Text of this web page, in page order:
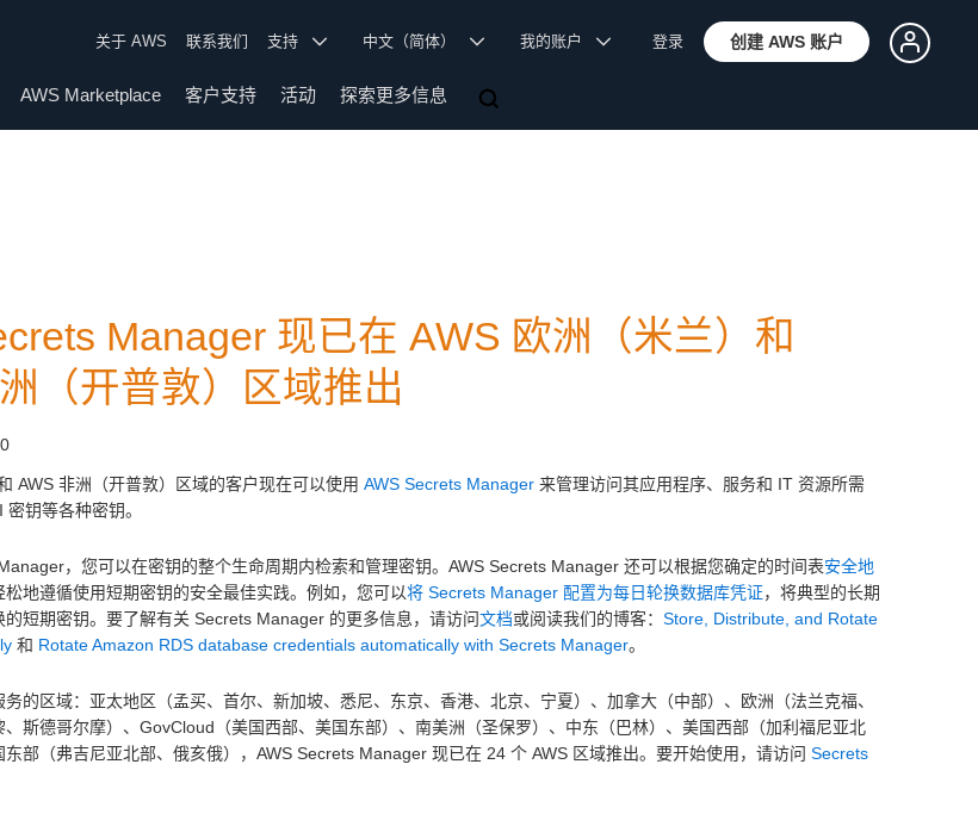
关于 AWS 联系我们 支持 中文（简体） 我的账户 登录 创建 AWS 账户
AWS Marketplace 客户支持 活动 探索更多信息
Manager 现已在 AWS 欧洲（米兰）和
（开普敦）区域推出
AWS 非洲（开普敦）区域的客户现在可以使用 AWS Secrets Manager 来管理访问其应用程序、服务和 IT 资源所需
密钥等各种密钥。
，您可以在密钥的整个生命周期内检索和管理密钥。AWS Secrets Manager 还可以根据您确定的时间表安全地
松地遵循使用短期密钥的安全最佳实践。例如，您可以将 Secrets Manager 配置为每日轮换数据库凭证，将典型的长期
短期密钥。要了解有关 Secrets Manager 的更多信息，请访问文档或阅读我们的博客： Store, Distribute, and Rotate
和 Rotate Amazon RDS database credentials automatically with Secrets Manager。
的区域：亚太地区（孟买、首尔、新加坡、悉尼、东京、香港、北京、宁夏）、加拿大（中部）、欧洲（法兰克福、
、斯德哥尔摩）、GovCloud（美国西部、美国东部）、南美洲（圣保罗）、中东（巴林）、美国西部（加利福尼亚北
部（弗吉尼亚北部、俄亥俄），AWS Secrets Manager 现已在 24 个 AWS 区域推出。要开始使用，请访问 Secrets